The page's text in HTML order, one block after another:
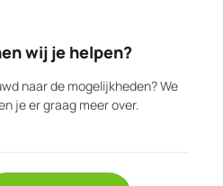
wij je helpen?
naar de mogelijkheden? We
je er graag meer over.